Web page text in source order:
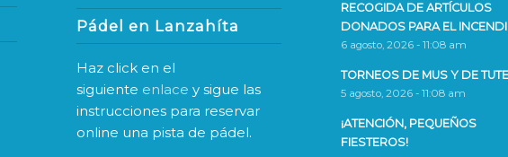
Pádel en Lanzahíta
Haz click en el
siguiente enlace y sigue las
instrucciones para reservar
online una pista de pádel.
RECOGIDA DE ARTÍCULOS
DONADOS PARA EL
6 agosto, 2026 - 11:08 am
TORNEOS DE MUS Y DE
5 agosto, 2026 - 11:08 am
¡ATENCIÓN, PEQUEÑOS
FIESTEROS!